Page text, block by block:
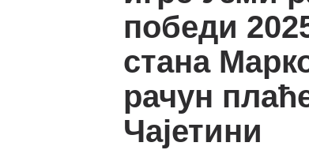
победи
стана
рачун
Чајетини